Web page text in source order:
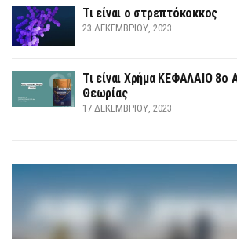
Τι είναι ο στρεπτόκοκκος
23 ΔΕΚΕΜΒΡΊΟΥ, 2023
Τι είναι Χρήμα ΚΕΦΑΛΑΙΟ 8ο
Θεωρίας
17 ΔΕΚΕΜΒΡΊΟΥ, 2023